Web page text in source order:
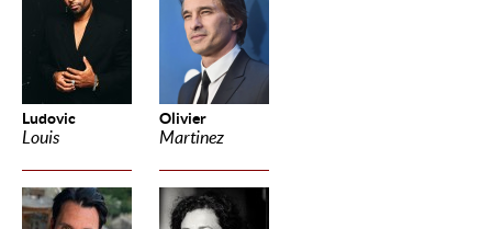
Ludovic
Louis
Olivier
Martinez